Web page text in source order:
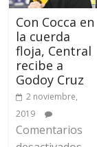
Con Cocca en
la cuerda
floja, Central
recibe a
Godoy Cruz
2 noviembre,
2019
Comentarios